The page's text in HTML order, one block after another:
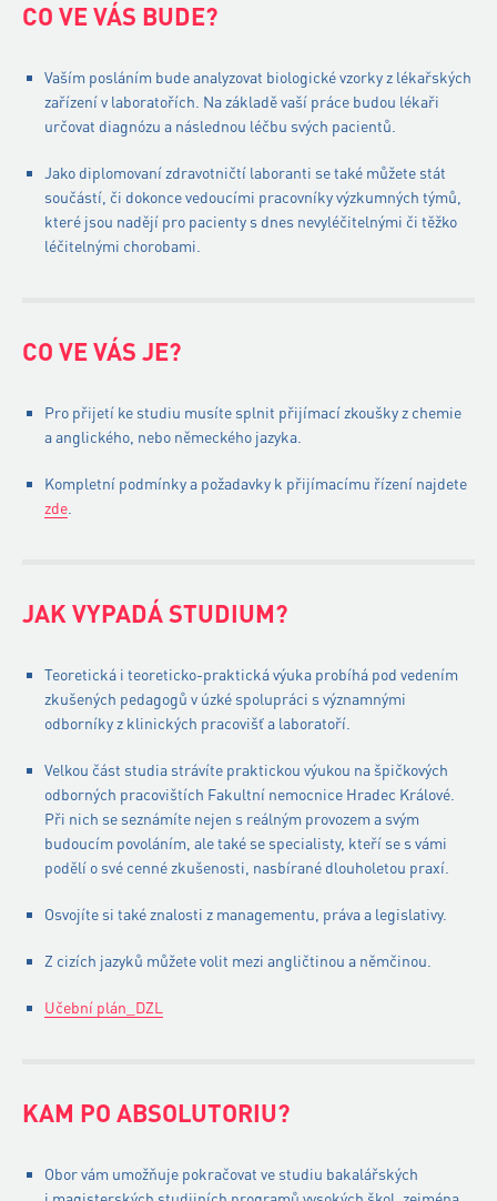
CO VE VÁS BUDE?
Vaším posláním bude analyzovat biologické vzorky z lékařských
zařízení v laboratořích. Na základě vaší práce budou lékaři
určovat diagnózu a následnou léčbu svých pacientů.
Jako diplomovaní zdravotničtí laboranti se také můžete stát
součástí, či dokonce vedoucími pracovníky výzkumných týmů,
které jsou nadějí pro pacienty s dnes nevyléčitelnými či těžko
léčitelnými chorobami.
CO VE VÁS JE?
Pro přijetí ke studiu musíte splnit přijímací zkoušky z chemie
a anglického, nebo německého jazyka.
Kompletní podmínky a požadavky k přijímacímu řízení najdete
zde
JAK VYPADÁ STUDIUM?
Teoretická i teoreticko-praktická výuka probíhá pod vedením
zkušených pedagogů v úzké spolupráci s významnými
odborníky z klinických pracovišť a laboratoří.
Velkou část studia strávíte praktickou výukou na špičkových
odborných pracovištích Fakultní nemocnice Hradec Králové.
Při nich se seznámíte nejen s reálným provozem a svým
budoucím povoláním, ale také se specialisty, kteří se s vámi
podělí o své cenné zkušenosti, nasbírané dlouholetou praxí.
Osvojíte si také znalosti z managementu, práva a legislativy.
Z cizích jazyků můžete volit mezi angličtinou a němčinou.
Učební plán_DZL
KAM PO ABSOLUTORIU?
Obor vám umožňuje pokračovat ve studiu bakalářských